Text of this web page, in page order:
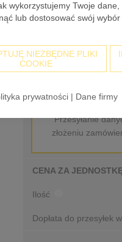
wykorzystujemy Twoje
lub dostosować swój wybór
NIEZBĘDNE PLIKI
COOKIE
prywatności| Dane firmy
Dane do druku
Przesyłanie
złożeniu
CENA ZA
Ilość
Dopłata do przesyłek